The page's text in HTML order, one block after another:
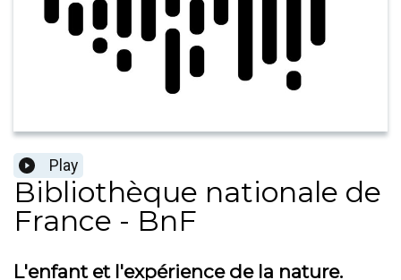
Play
Bibliothèque nationale de
France - BnF
L'enfant et l'expérience de la nature.